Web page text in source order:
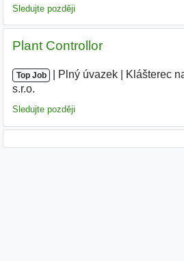
Sledujte později
Plant Controllor
Top Job Plný úvazek Klášterec
s.r.o.
Sledujte později